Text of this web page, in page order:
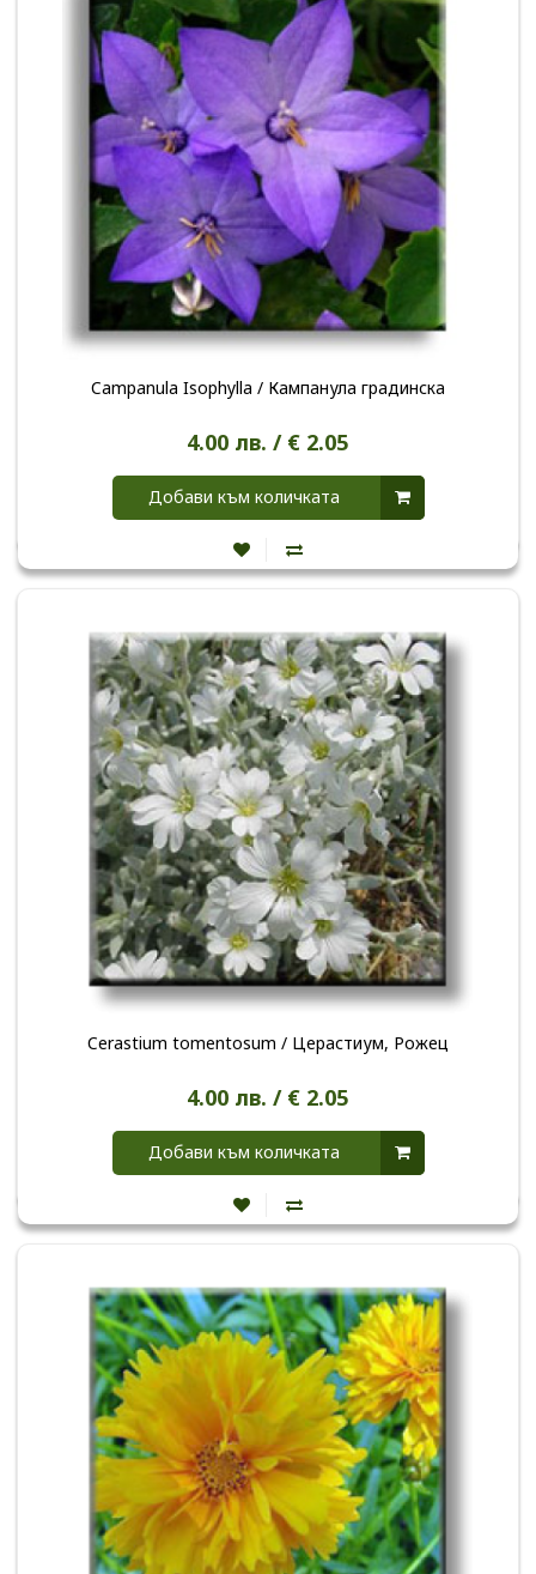
Campanula Isophylla / Кампанула градинска
4.00 лв. / € 2.05
Добави към количката
Cerastium tomentosum / Церастиум, Рожец
4.00 лв. / € 2.05
Добави към количката